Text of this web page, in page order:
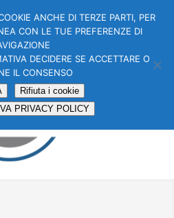
ANCHE DI TERZE PARTI, PER
CON LE TUE PREFERENZE DI
DECIDERE SE ACCETTARE O
IL CONSENSO
Rifiuta i cookie
PRIVACY POLICY